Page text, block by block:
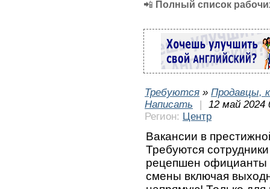
📲 Полный список
Требуются » Продавцы,
Написать
|
12 май 2024
Регион: Центр
Вакансии в
Требуются
рецепшен официанты
смены включая